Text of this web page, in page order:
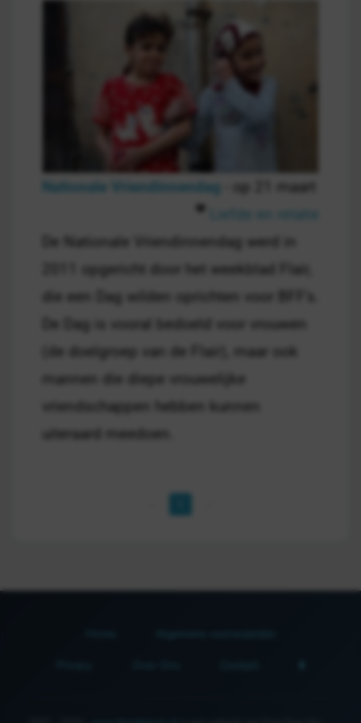
Nationale Vriendinnendag - op 21 maart
De Nationale Vriendinnendag werd in
2011 opgericht door het weekblad Flair,
die een Dag wilden oprichten voor BFF's.
De Dag is vooral bedoeld voor vrouwen
(de doelgroep van de Flair), maar ook
mannen die diepe vrouwelijke
vriendschappen hebben kunnen
uiteraard meedoen.